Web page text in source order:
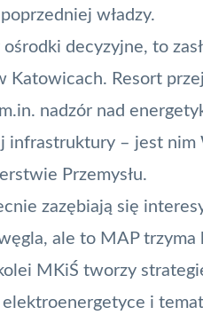
władzy.
decyzyjne, to
Resort
nadzór nad
infrastruktury – jest
Przemysłu.
zazębiają się
ale to MAP trzyma
MKiŚ tworzy
i